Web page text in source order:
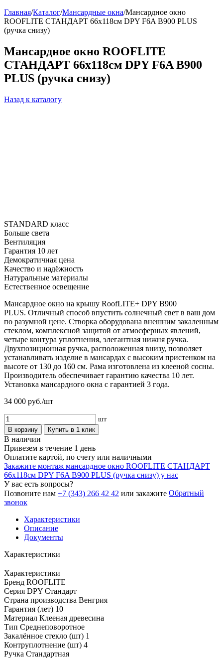
Главная/Каталог/Мансардные окна/Мансардное окно
ROOFLITE СТАНДАРТ 66х118см DPY F6A B900 PLUS
(ручка снизу)
Мансардное окно ROOFLITE
СТАНДАРТ 66х118см DPY F6A B900
PLUS (ручка снизу)
Назад к каталогу
STANDARD класс
Больше света
Вентиляция
Гарантия 10 лет
Демократичная цена
Качество и надёжность
Натуральные материалы
Естественное освещение
Мансардное окно на крышу RoofLITE+ DPY B900
PLUS. Отличный способ впустить солнечный свет в ваш дом
по разумной цене. Створка оборудована внешним закаленным
стеклом, комплексной защитой от атмосферных явлений,
четыре контура уплотнения, элегантная нижня ручка.
Двухпозиционная ручка, расположенная внизу, позволяет
устанавливать изделие в мансардах с высоким пристенком на
высоте от 130 до 160 см. Рама изготовлена из клееной сосны.
Производитель обеспечивает гарантию качества 10 лет.
Установка мансардного окна с гарантией 3 года.
34 000 руб./шт
шт
В корзину
Купить в 1 клик
В наличии
Привезем в течение 1 день
Оплатите картой, по счету или наличными
Закажите монтаж мансардное окно ROOFLITE СТАНДАРТ
66х118см DPY F6A B900 PLUS (ручка снизу) у нас
У вас есть вопросы?
Позвоните нам +7 (343) 266 42 42 или закажите Обратный
звонок
Характеристики
Описание
Документы
Характеристики
Характеристики
Бренд ROOFLITE
Серия DPY Стандарт
Страна производства Венгрия
Гарантия (лет) 10
Материал Клееная древесина
Тип Среднеповоротное
Закалённое стекло (шт) 1
Контруплотнение (шт) 4
Ручка Стандартная